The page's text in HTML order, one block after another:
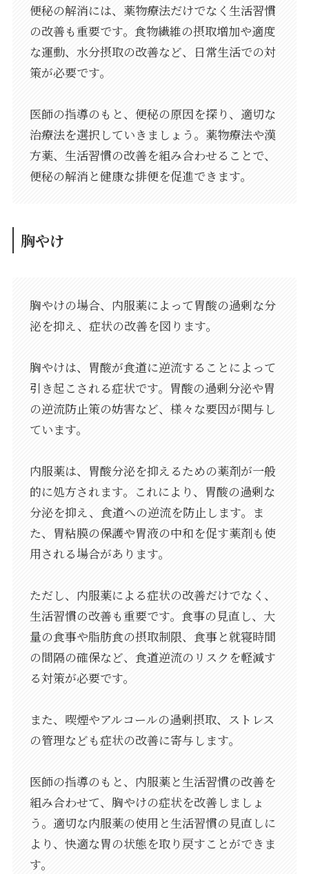
便秘の解消には、薬物療法だけでなく生活習慣
の改善も重要です。食物繊維の摂取増加や適度
な運動、水分摂取の改善など、日常生活での対
策が必要です。
医師の指導のもと、便秘の原因を探り、適切な
治療法を選択していきましょう。薬物療法や漢
方薬、生活習慣の改善を組み合わせることで、
便秘の解消と健康な排便を促進できます。
胸やけ
胸やけの場合、内服薬によって胃酸の過剰な分
泌を抑え、症状の改善を図ります。
胸やけは、胃酸が食道に逆流することによって
引き起こされる症状です。胃酸の過剰分泌や胃
の逆流防止策の妨害など、様々な要因が関与し
ています。
内服薬は、胃酸分泌を抑えるための薬剤が一般
的に処方されます。これにより、胃酸の過剰な
分泌を抑え、食道への逆流を防止します。ま
た、胃粘膜の保護や胃液の中和を促す薬剤も使
用される場合があります。
ただし、内服薬による症状の改善だけでなく、
生活習慣の改善も重要です。食事の見直し、大
量の食事や脂肪食の摂取制限、食事と就寝時間
の間隔の確保など、食道逆流のリスクを軽減す
る対策が必要です。
また、喫煙やアルコールの過剰摂取、ストレス
の管理なども症状の改善に寄与します。
医師の指導のもと、内服薬と生活習慣の改善を
組み合わせて、胸やけの症状を改善しましょ
う。適切な内服薬の使用と生活習慣の見直しに
より、快適な胃の状態を取り戻すことができま
す。